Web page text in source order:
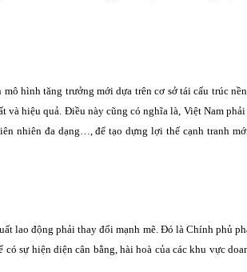
hình tăng trưởng mới dựa trên cơ sở tái cấu trúc
và hiệu quả. Điều này cũng có nghĩa là, Việt Nam
nhiên đa dạng…, để tạo dựng lợi thế cạnh tranh
lao động phải thay đổi mạnh mẽ. Đó là Chính phủ
sự hiện diện cân bằng, hài hoà của các khu vực